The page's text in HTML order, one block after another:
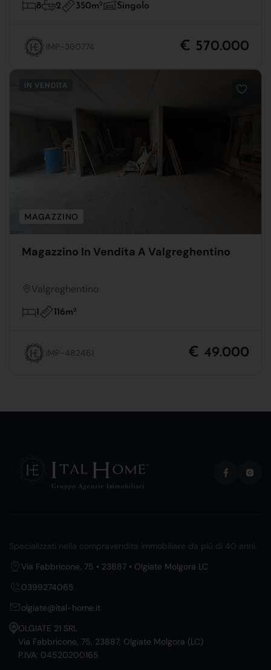
8 2 350m2 Singolo
IMP-360774 € 570.000
IN VENDITA
MAGAZZINO
Magazzino In Vendita A Valgreghentino
Valgreghentino
1 116m2
IMP-482461 € 49.000
Specializzati nella compravendita immobiliare da più di 40 anni.
Via Fabbricone, 75 • 23887 • Olgiate Molgora LC
0399274065
olgiate@ital-home.it
OLGIATE 21 SRL
Via Fabbricone, 75, 23887, Olgiate Molgora (LC)
P.IVA: 04520200165